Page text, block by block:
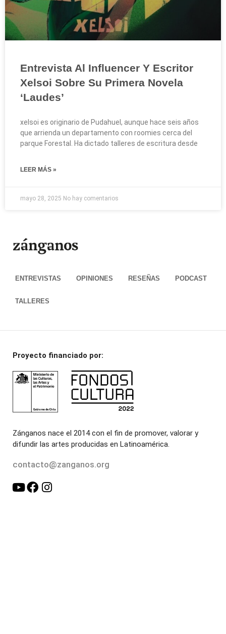
Entrevista Al Influencer Y Escritor
Xelsoi Sobre Su Primera Novela
‘Laudes’
xelsoi es originario de Pudahuel, aunque hace seis años
que arrienda un departamento con roomies cerca del
parque Forestal. Ha dictado talleres de escritura desde
LEER MÁS »
mayo 28, 2025 No hay comentarios
ENTREVISTAS OPINIONES RESEÑAS PODCAST
TALLERES
Proyecto financiado por:
Zánganos nace el 2014 con el fin de promover, valorar y
difundir las artes producidas en Latinoamérica.
contacto@zanganos.org